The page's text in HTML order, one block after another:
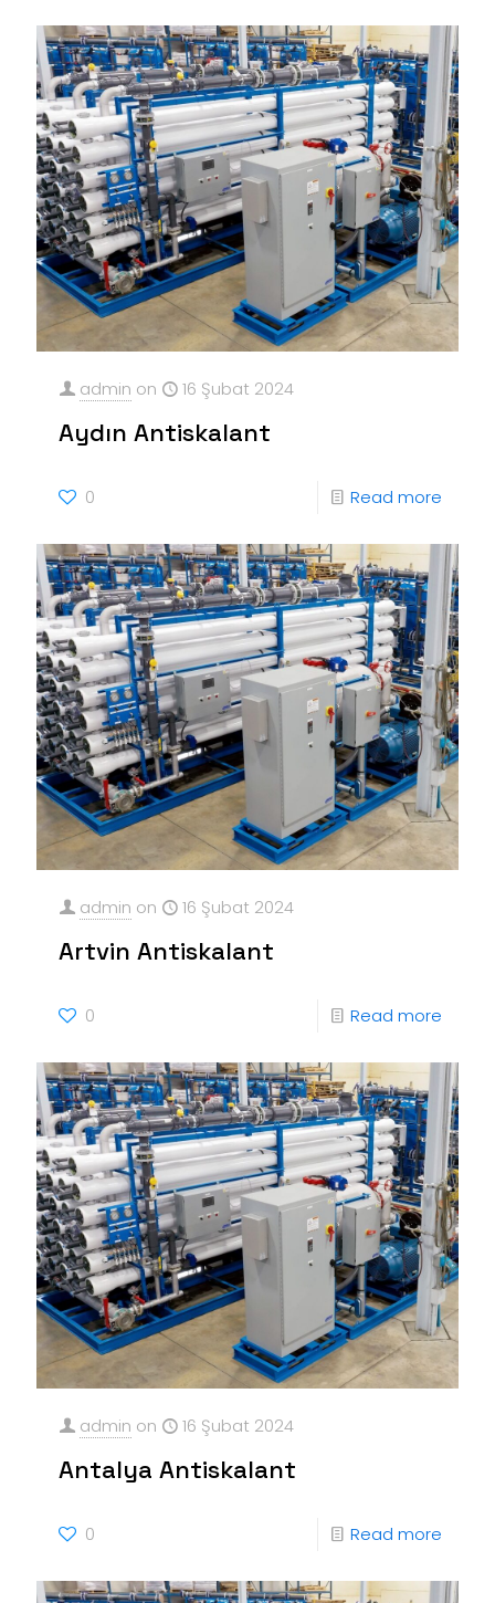
admin on 16 Şubat 2024
Aydın Antiskalant
0 Read more
admin on 16 Şubat 2024
Artvin Antiskalant
0 Read more
admin on 16 Şubat 2024
Antalya Antiskalant
0 Read more